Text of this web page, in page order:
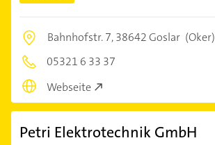
Bahnhofstr. 7,38642 Goslar (Oker)
05321 6 33 37
Webseite
Petri Elektrotechnik GmbH